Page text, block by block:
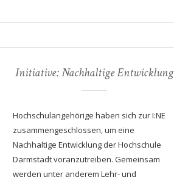
Initiative: Nachhaltige Entwicklung
Hochschulangehörige haben sich zur I:NE
zusammengeschlossen, um eine
Nachhaltige Entwicklung der Hochschule
Darmstadt voranzutreiben. Gemeinsam
werden unter anderem Lehr- und